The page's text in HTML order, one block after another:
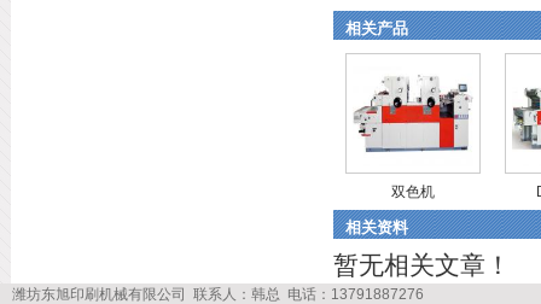
相关产品
双色机
相关资料
暂无相关文章！
潍坊东旭印刷机械有限公司 联系人：韩总 电话：13791887276